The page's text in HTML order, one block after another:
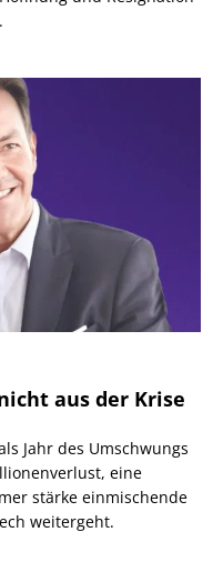
aus der Krise
Jahr des Umschwungs
eine
stärke einmischende
weitergeht.